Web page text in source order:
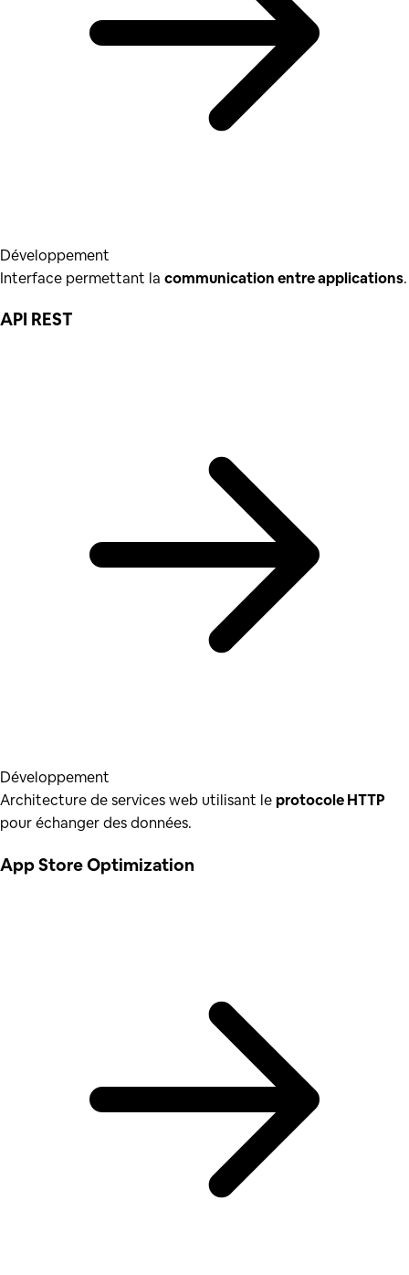
Développement
Interface permettant la communication entre applications.
API REST
Développement
Architecture de services web utilisant leprotocole HTTP
pour échanger des données.
App Store Optimization